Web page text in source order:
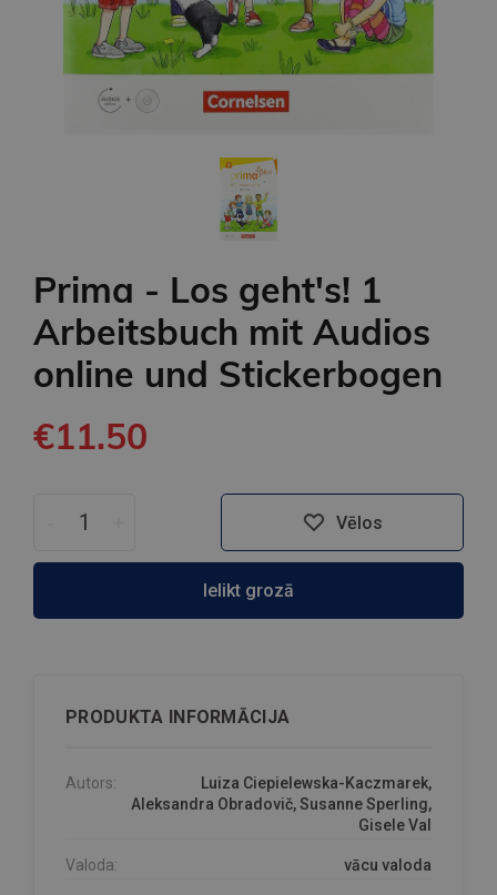
Prima - Los geht's! 1
Arbeitsbuch mit Audios
online und Stickerbogen
€11.50
Vēlos
Ielikt grozā
PRODUKTA INFORMĀCIJA
Autors:
Luiza Ciepielewska-Kaczmarek,
Aleksandra Obradovič, Susanne Sperling,
Gisele Val
Valoda: vācu valoda